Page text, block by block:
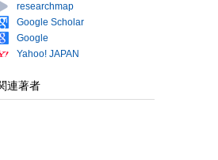
researchmap
Google Scholar
Google
Yahoo! JAPAN
連著者